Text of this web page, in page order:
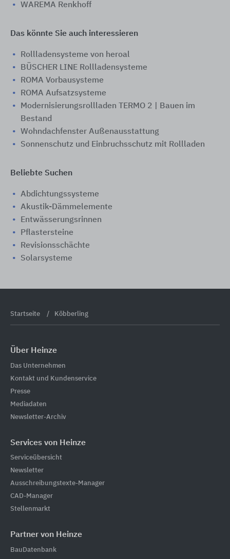
WAREMA Renkhoff
Das könnte Sie auch interessieren
Rollladensysteme von heroal
BÜSCHER LINE Rollladensysteme
ROMA Vorbausysteme
ROMA Aufsatzsysteme
Modernisierungsrollladen TERMO 2 | Bauen im
Bestand
Wohndachfenster Außenausstattung
Sonnenschutz und Einbruchsschutz mit Rollladen
Beliebte Suchen
Abdichtungssysteme
Akustik-Dämmelemente
Entwässerungsrinnen
Pflastersteine
Revisionsschächte
Solarsysteme
Startseite Köbberling
Über Heinze
Das Unternehmen
Kontakt und Kundenservice
Presse
Mediadaten
Newsletter-Archiv
Services von Heinze
Serviceübersicht
Newsletter
Ausschreibungstexte-Manager
CAD-Manager
Stellenmarkt
Partner von Heinze
BauDatenbank